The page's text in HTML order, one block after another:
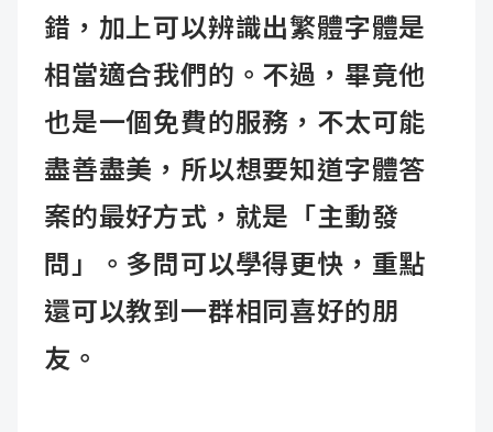
錯，加上可以辨識出繁體字體是
相當適合我們的。不過，畢竟他
也是一個免費的服務，不太可能
盡善盡美，所以想要知道字體答
案的最好方式，就是「主動發
問」。多問可以學得更快，重點
還可以教到一群相同喜好的朋
友。